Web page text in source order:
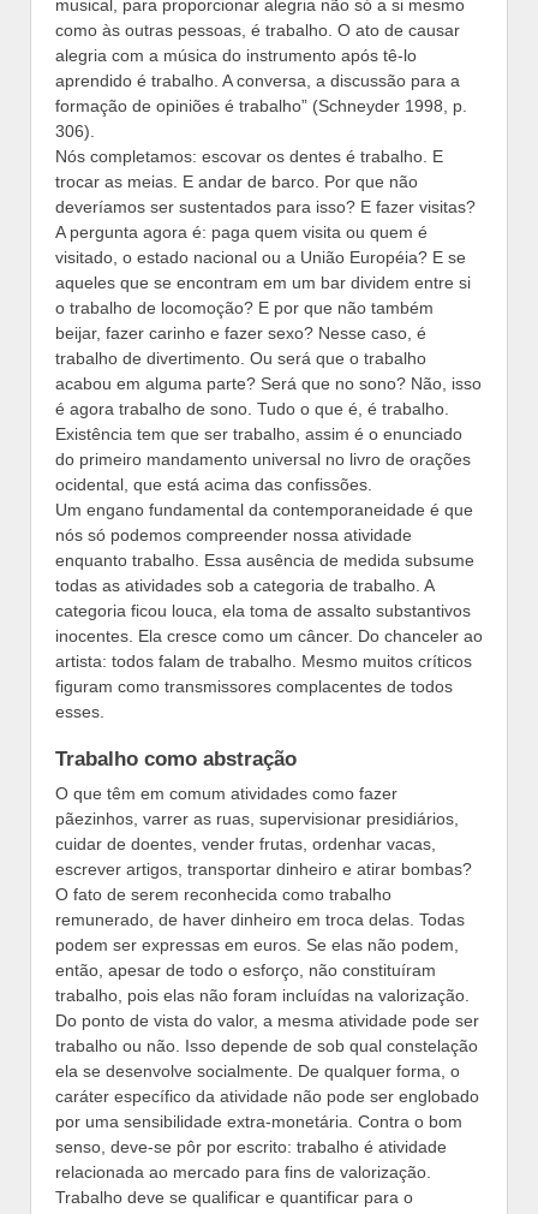
musical, para proporcionar alegria não só a si mesmo
como às outras pessoas, é trabalho. O ato de causar
alegria com a música do instrumento após tê-lo
aprendido é trabalho. A conversa, a discussão para a
formação de opiniões é trabalho” (Schneyder 1998, p.
306).
Nós completamos: escovar os dentes é trabalho. E
trocar as meias. E andar de barco. Por que não
deveríamos ser sustentados para isso? E fazer visitas?
A pergunta agora é: paga quem visita ou quem é
visitado, o estado nacional ou a União Européia? E se
aqueles que se encontram em um bar dividem entre si
o trabalho de locomoção? E por que não também
beijar, fazer carinho e fazer sexo? Nesse caso, é
trabalho de divertimento. Ou será que o trabalho
acabou em alguma parte? Será que no sono? Não, isso
é agora trabalho de sono. Tudo o que é, é trabalho.
Existência tem que ser trabalho, assim é o enunciado
do primeiro mandamento universal no livro de orações
ocidental, que está acima das confissões.
Um engano fundamental da contemporaneidade é que
nós só podemos compreender nossa atividade
enquanto trabalho. Essa ausência de medida subsume
todas as atividades sob a categoria de trabalho. A
categoria ficou louca, ela toma de assalto substantivos
inocentes. Ela cresce como um câncer. Do chanceler ao
artista: todos falam de trabalho. Mesmo muitos críticos
figuram como transmissores complacentes de todos
esses.
Trabalho como abstração
O que têm em comum atividades como fazer
pãezinhos, varrer as ruas, supervisionar presidiários,
cuidar de doentes, vender frutas, ordenhar vacas,
escrever artigos, transportar dinheiro e atirar bombas?
O fato de serem reconhecida como trabalho
remunerado, de haver dinheiro em troca delas. Todas
podem ser expressas em euros. Se elas não podem,
então, apesar de todo o esforço, não constituíram
trabalho, pois elas não foram incluídas na valorização.
Do ponto de vista do valor, a mesma atividade pode ser
trabalho ou não. Isso depende de sob qual constelação
ela se desenvolve socialmente. De qualquer forma, o
caráter específico da atividade não pode ser englobado
por uma sensibilidade extra-monetária. Contra o bom
senso, deve-se pôr por escrito: trabalho é atividade
relacionada ao mercado para fins de valorização.
Trabalho deve se qualificar e quantificar para o